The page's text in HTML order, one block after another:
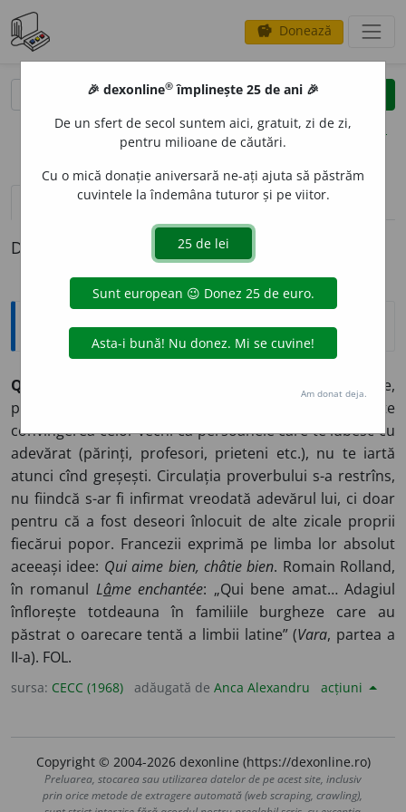
savings Donează
clear
opțiuni
definiții (1)
Definiția cu ID-ul 1331327:
Expresii și citate
Qui bene amat, bene castigat
(lat. Cine iubește bine,
pedepsește bine) – Proverb latin care mărturisește
convingerea celor vechi că persoanele care te iubesc cu
adevărat (părinți, profesori, prieteni etc.), nu te iartă
atunci cînd greșești. Circulația proverbului s-a restrîns,
nu fiindcă s-ar fi infirmat vreodată adevărul lui, ci doar
pentru că a fost deseori înlocuit de alte zicale proprii
fiecărui popor. Francezii exprimă pe limba lor absolut
aceeași idee: Qui aime bien, châtie bien. Romain Rolland,
în romanul Lâme enchantée: „Qui bene amat… Adagiul
înflorește totdeauna în familiile burgheze care au
păstrat o oarecare tentă a limbii latine” (Vara, partea a
II-a). FOL.
sursa: CECC (1968) adăugată de Anca Alexandru acțiuni
Copyright © 2004-2026 dexonline (https://dexonline.ro)
Preluarea, stocarea sau utilizarea datelor de pe acest site, inclusiv
prin orice metode de extragere automată (web scraping, crawling),
🎉 dexonline® împlinește 25 de ani 🎉
De un sfert de secol suntem aici, gratuit, zi de zi,
pentru milioane de căutări.
Cu o mică donație aniversară ne-ați ajuta să păstrăm
cuvintele la îndemâna tuturor și pe viitor.
Am donat deja.